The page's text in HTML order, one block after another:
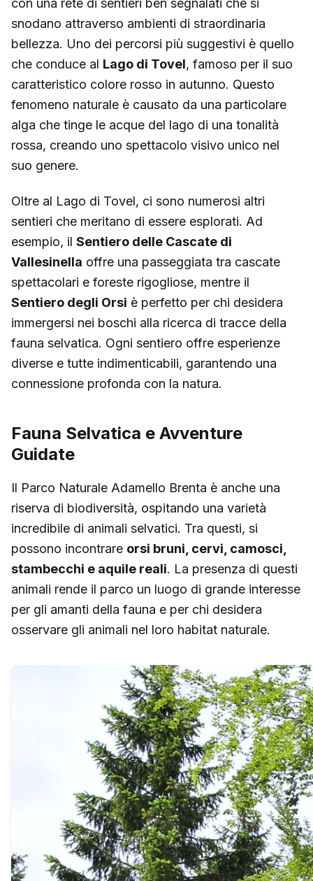
snodano attraverso ambienti di straordinaria
bellezza. Uno dei percorsi più suggestivi è quello
che conduce al Lago di Tovel, famoso per il suo
caratteristico colore rosso in autunno. Questo
fenomeno naturale è causato da una particolare
alga che tinge le acque del lago di una tonalità
rossa, creando uno spettacolo visivo unico nel
suo genere.
Oltre al Lago di Tovel, ci sono numerosi altri
sentieri che meritano di essere esplorati. Ad
esempio, il Sentiero delle Cascate di
Vallesinella offre una passeggiata tra cascate
spettacolari e foreste rigogliose, mentre il
Sentiero degli Orsi è perfetto per chi desidera
immergersi nei boschi alla ricerca di tracce della
fauna selvatica. Ogni sentiero offre esperienze
diverse e tutte indimenticabili, garantendo una
connessione profonda con la natura.
Fauna Selvatica e Avventure
Guidate
Il Parco Naturale Adamello Brenta è anche una
riserva di biodiversità, ospitando una varietà
incredibile di animali selvatici. Tra questi, si
possono incontrare orsi bruni, cervi, camosci,
stambecchi e aquile reali. La presenza di questi
animali rende il parco un luogo di grande interesse
per gli amanti della fauna e per chi desidera
osservare gli animali nel loro habitat naturale.